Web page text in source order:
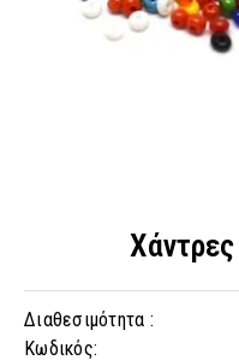
Διαθεσιμότητα :
Κωδικός: